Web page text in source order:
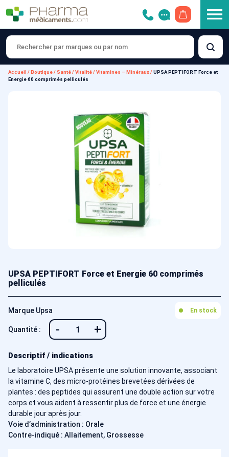
Accueil / Boutique/Santé/Vitalité/Vitamines – Minéraux/UPSA PEPTIFORT Force et
Energie 60 comprimés pelliculés
UPSA PEPTIFORT Force et Energie 60 comprimés
pelliculés
Marque Upsa En stock
Quantité : - +
Descriptif / indications
Le laboratoire UPSA présente une solution innovante, associant
la vitamine C, des micro-protéines brevetées dérivées de
plantes : des peptides qui assurent une double action sur votre
corps et vous aident à ressentir plus de force et une énergie
durable jour après jour.
Voie d’administration : Orale
Contre-indiqué : Allaitement, Grossesse